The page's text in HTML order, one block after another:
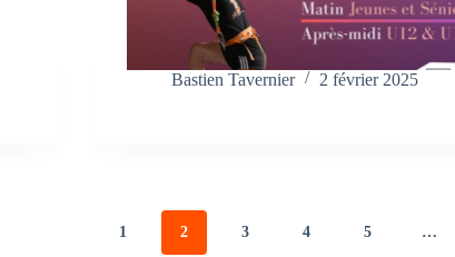
Bastien Tavernier 2 février 2025
1 2 3 4 5 …